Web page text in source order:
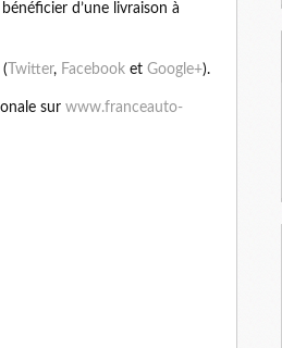
d’une livraison à
Twitter, Facebook et Google+).
sur www.franceauto-